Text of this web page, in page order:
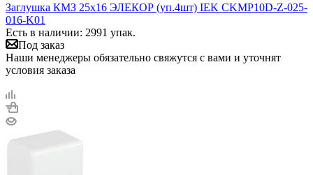
Заглушка КМЗ 25х16 ЭЛЕКОР (уп.4шт) IEK CKMP10D-Z-025-
016-K01
Есть в наличии: 2991 упак.
Под заказ
Наши менеджеры обязательно свяжутся с вами и уточнят
условия заказа